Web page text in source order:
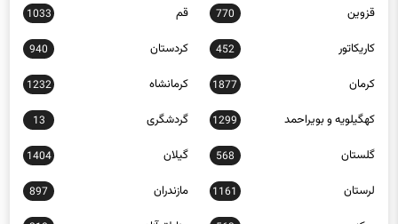
کاریکاتور 452 کردستان 940
کرمان 1877 کرمانشاه 1232
کهگیلویه و بویراحمد 1299 گردشگری 13
گلستان 568 گیلان 1404
لرستان 1161 مازندران 897
مرکزی 563 مناطق آزاد 218